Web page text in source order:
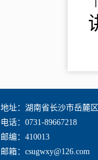
地址：湖南省长沙市岳麓
电话：0731-89667218
邮编：410013
邮箱：csugwxy@126.com